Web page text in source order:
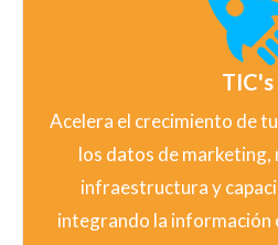
TIC's
Acelera el crecimiento de
los datos de marketing,
infraestructura y
integrando la información